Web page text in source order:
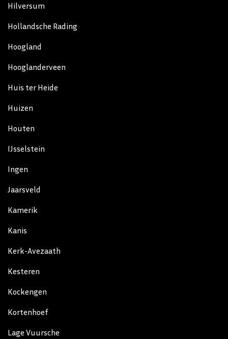
Hilversum
Hollandsche Rading
Hoogland
Hooglanderveen
Huis ter Heide
Huizen
Houten
IJsselstein
Ingen
Jaarsveld
Kamerik
Kanis
Kerk-Avezaath
Kesteren
Kockengen
Kortenhoef
Lage Vuursche